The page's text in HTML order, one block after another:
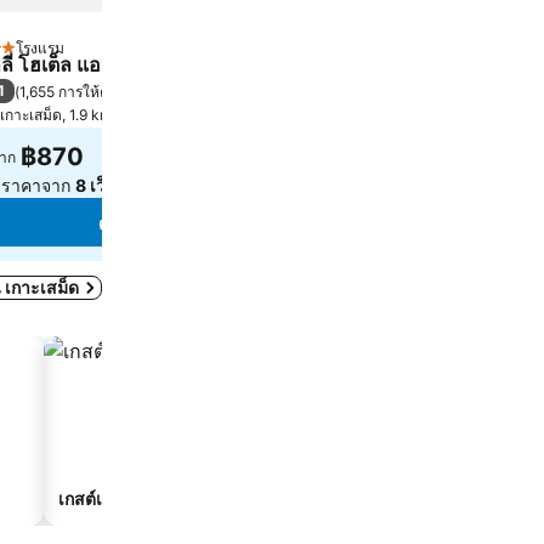
วโรงแรม
โฮเต็ล แอนด์ เรสเทอรองต์
(1,655 การให้คะแนน
เกาะเสม็ด, 1.9 km ถึง ตัวเมือง
ก ฿870
าคาจาก 8 เว็บไซต์
ดูราคา
กาะเสม็ด
เกสต์เฮาส์